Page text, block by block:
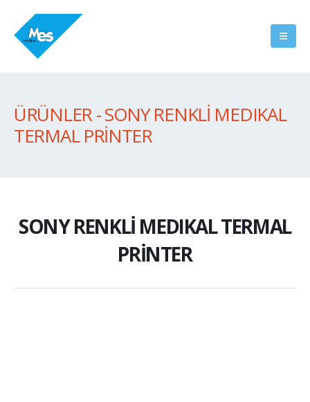
ÜRÜNLER - SONY RENKLİ MEDIKAL
TERMAL PRİNTER
SONY RENKLİ MEDIKAL TERMAL
PRİNTER